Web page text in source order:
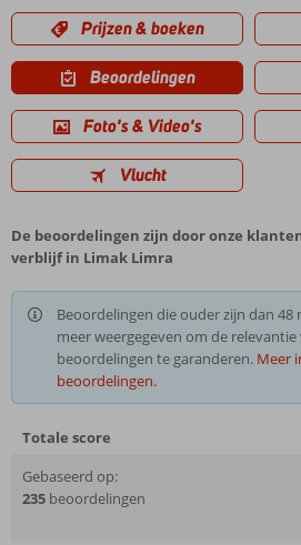
Prijzen & boeken
Beoordelingen
Foto's & Video's
Vlucht
De beoordelingen zijn door onze
verblijf in Limak Limra
Beoordelingen die ouder zijn dan
meer weergegeven om de
beoordelingen te garanderen. Meer
beoordelingen.
Totale score
Gebaseerd op:
235 beoordelingen